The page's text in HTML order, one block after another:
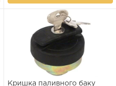
Кришка паливного баку